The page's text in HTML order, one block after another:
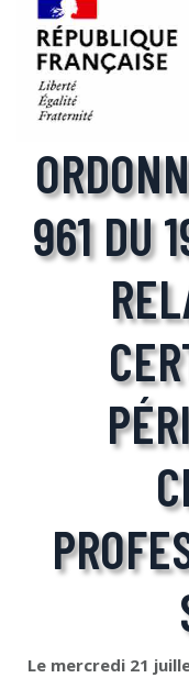
961 DU
Le mercredi 21